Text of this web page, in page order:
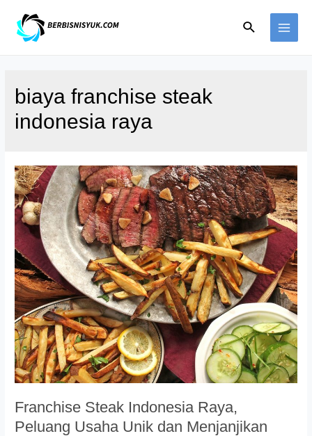
content
Search
biaya franchise steak
indonesia raya
Franchise Steak Indonesia Raya,
Peluang Usaha Unik dan Menjanjikan